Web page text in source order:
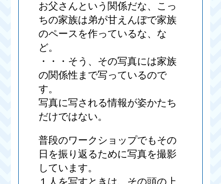
お父さんという関係だな、こっ
ちの家族は弟が甘えんぼで家族
のペースを作っているな、な
ど。
・・・そう、その写真には家族
の関係性まで写っているので
す。
写真に写される情報が姿かたち
だけではない。
普段のワークショップでもその
日を振り返るために写真を撮影
しています。
１人を写すときは、その頭の上